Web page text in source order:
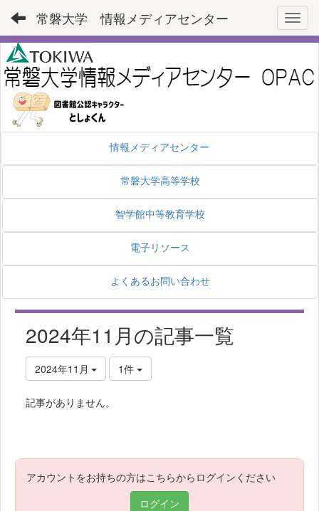
常磐大学 情報メディアセンター
情報メディアセンター
常磐大学高等学校
智学館中等教育学校
電子リソース
よくあるお問い合わせ
2024年11月の記事一覧
2024年11月 1件
記事がありません。
アカウントをお持ちの方はこちらからログインください
ログイン